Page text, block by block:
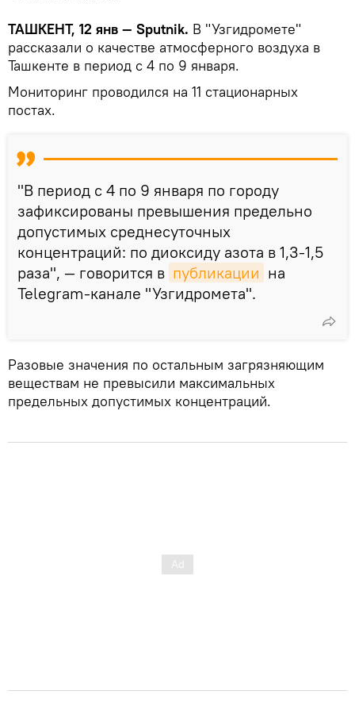
ТАШКЕНТ, 12 янв — Sputnik. В "Узгидромете"
рассказали о качестве атмосферного воздуха в
Ташкенте в период с 4 по 9 января.
Мониторинг проводился на 11 стационарных
постах.
"В период с 4 по 9 января по городу
зафиксированы превышения предельно
допустимых среднесуточных
концентраций: по диоксиду азота в 1,3-1,5
раза", — говорится в публикации на
Telegram-канале "Узгидромета".
Разовые значения по остальным загрязняющим
веществам не превысили максимальных
предельных допустимых концентраций.